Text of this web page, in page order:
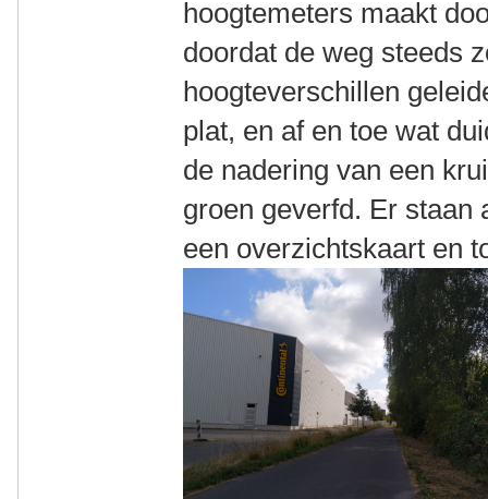
hoogtemeters maakt
doordat de weg steeds
hoogteverschillen
plat, en af en toe wat
de nadering van een
groen geverfd. Er staan
een overzichtskaart en